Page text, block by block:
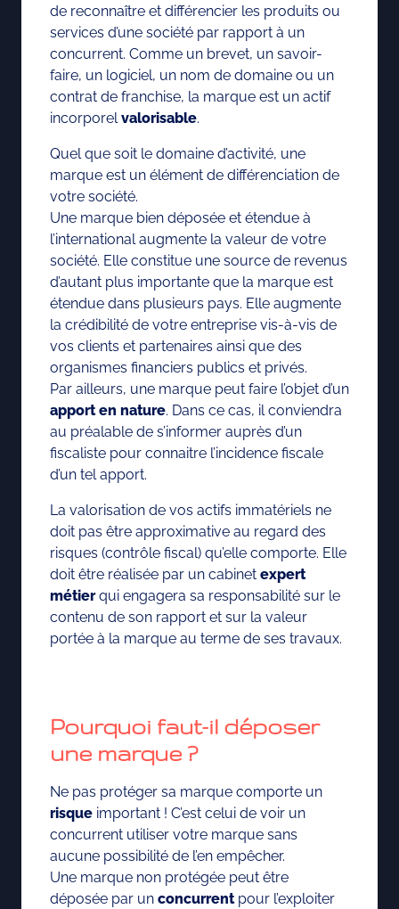
de reconnaître et différencier les produits ou
services d’une société par rapport à un
concurrent. Comme un brevet, un savoir-
faire, un logiciel, un nom de domaine ou un
contrat de franchise, la marque est un actif
incorporel valorisable.
Quel que soit le domaine d’activité, une
marque est un élément de différenciation de
votre société.
Une marque bien déposée et étendue à
l’international augmente la valeur de votre
société. Elle constitue une source de revenus
d’autant plus importante que la marque est
étendue dans plusieurs pays. Elle augmente
la crédibilité de votre entreprise vis-à-vis de
vos clients et partenaires ainsi que des
organismes financiers publics et privés.
Par ailleurs, une marque peut faire l’objet d’un
apport en nature. Dans ce cas, il conviendra
au préalable de s’informer auprès d’un
fiscaliste pour connaitre l’incidence fiscale
d’un tel apport.
La valorisation de vos actifs immatériels ne
doit pas être approximative au regard des
risques (contrôle fiscal) qu’elle comporte. Elle
doit être réalisée par un cabinet expert
métierqui engagera sa responsabilité sur le
contenu de son rapport et sur la valeur
portée à la marque au terme de ses travaux.
Pourquoi faut-il déposer
une marque ?
Ne pas protéger sa marque comporte un
risque important ! C’est celui de voir un
concurrent utiliser votre marque sans
aucune possibilité de l’en empêcher.
Une marque non protégée peut être
déposée par un concurrentpour l’exploiter